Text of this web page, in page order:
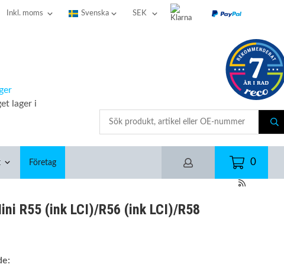
lager i
Företag 0
R55 (ink LCI)/R56 (ink LCI)/R58